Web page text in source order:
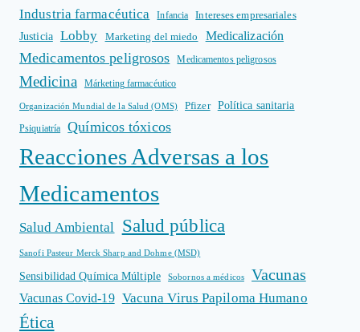
Industria farmacéutica Infancia
Intereses empresariales
Justicia
Lobby Marketing del miedo Medicalización
Medicamentos peligrosos Medicamentos peligrosos
Medicina Márketing farmacéutico
Organización Mundial de la Salud (OMS) Pfizer Política sanitaria
Psiquiatría Químicos tóxicos
Reacciones Adversas a los
Medicamentos
Salud Ambiental Salud pública
Sanofi Pasteur Merck Sharp and Dohme (MSD)
Sensibilidad Química Múltiple Sobornos a médicos Vacunas
Vacunas Covid-19 Vacuna Virus Papiloma Humano
Ética